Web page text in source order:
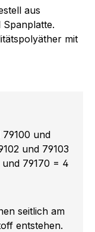
aus
mit
und
und 79103
79170 = 4
seitlich am
entstehen.